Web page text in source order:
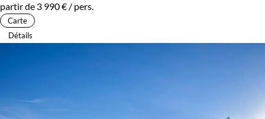
partir de 3 990 € / pers.
Carte
Détails